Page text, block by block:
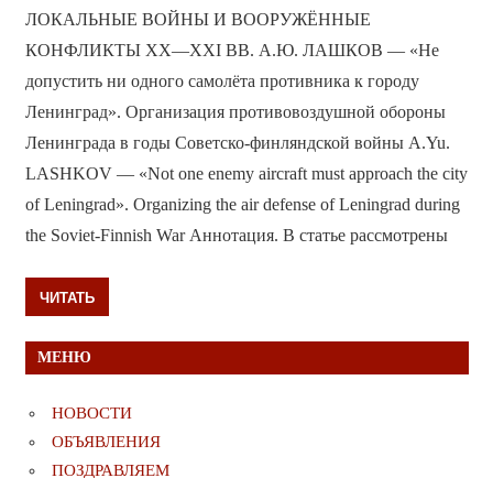
ЛОКАЛЬНЫЕ ВОЙНЫ И ВООРУЖЁННЫЕ
КОНФЛИКТЫ ХХ—ХХI ВВ. А.Ю. ЛАШКОВ — «Не
допустить ни одного самолёта противника к городу
Ленинград». Организация противовоздушной обороны
Ленинграда в годы Советско-финляндской войны A.Yu.
LASHKOV — «Not one enemy aircraft must approach the city
of Leningrad». Organizing the air defense of Leningrad during
the Soviet-Finnish War Аннотация. В статье рассмотрены
ЧИТАТЬ
МЕНЮ
НОВОСТИ
ОБЪЯВЛЕНИЯ
ПОЗДРАВЛЯЕМ